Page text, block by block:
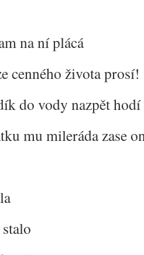
na ní plácá
cenného života prosí!
do vody nazpět hodí
mu mileráda zase